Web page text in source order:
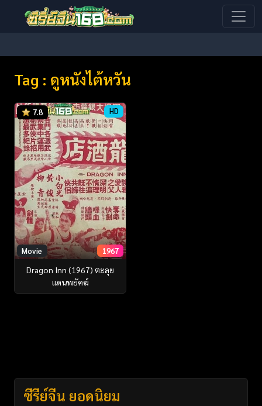
Tag : ดูหนังไต้หวัน
7.8 HD
Movie 1967
Dragon Inn (1967) ตะลุย
แดนพยัคฆ์
ซีรี่ย์จีน ยอดนิยม